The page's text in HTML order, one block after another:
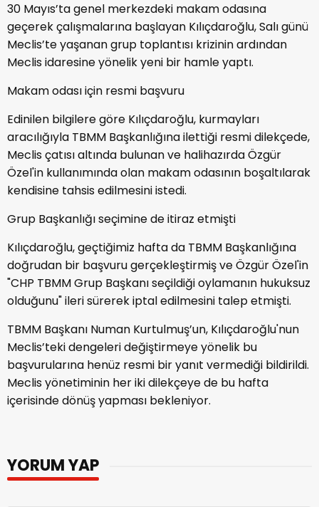
30 Mayıs’ta genel merkezdeki makam odasına
geçerek çalışmalarına başlayan Kılıçdaroğlu, Salı günü
Meclis’te yaşanan grup toplantısı krizinin ardından
Meclis idaresine yönelik yeni bir hamle yaptı.
Makam odası için resmi başvuru
Edinilen bilgilere göre Kılıçdaroğlu, kurmayları
aracılığıyla TBMM Başkanlığına ilettiği resmi dilekçede,
Meclis çatısı altında bulunan ve halihazırda Özgür
Özel'in kullanımında olan makam odasının boşaltılarak
kendisine tahsis edilmesini istedi.
Grup Başkanlığı seçimine de itiraz etmişti
Kılıçdaroğlu, geçtiğimiz hafta da TBMM Başkanlığına
doğrudan bir başvuru gerçekleştirmiş ve Özgür Özel'in
"CHP TBMM Grup Başkanı seçildiği oylamanın hukuksuz
olduğunu" ileri sürerek iptal edilmesini talep etmişti.
TBMM Başkanı Numan Kurtulmuş’un, Kılıçdaroğlu'nun
Meclis’teki dengeleri değiştirmeye yönelik bu
başvurularına henüz resmi bir yanıt vermediği bildirildi.
Meclis yönetiminin her iki dilekçeye de bu hafta
içerisinde dönüş yapması bekleniyor.
YORUM YAP